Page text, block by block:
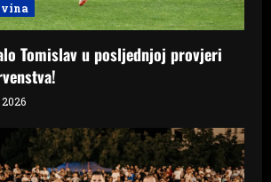
Tomislav u posljednjoj provjeri